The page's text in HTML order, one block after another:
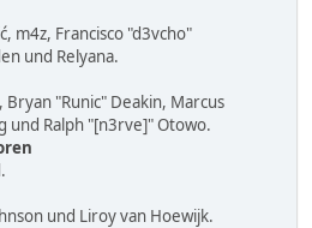
m4z, Francisco "d3vcho"
und Relyana.
Bryan "Runic" Deakin, Marcus
und Ralph "[n3rve]" Otowo.
und Liroy van Hoewijk.